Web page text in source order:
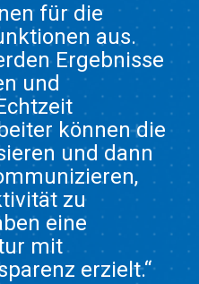
für die
aus.
Ergebnisse
und
können die
und dann
zu
eine
mit
erzielt.“